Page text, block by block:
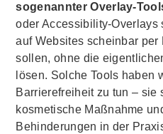
sogenannter Overlay-
oder Accessibility-Overlays
auf Websites scheinbar per
sollen, ohne die
lösen. Solche Tools haben
Barrierefreiheit zu tun – sie
kosmetische Maßnahme
Behinderungen in der